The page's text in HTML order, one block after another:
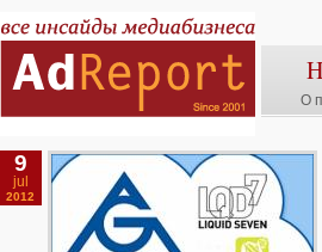
О
9
jul
2012